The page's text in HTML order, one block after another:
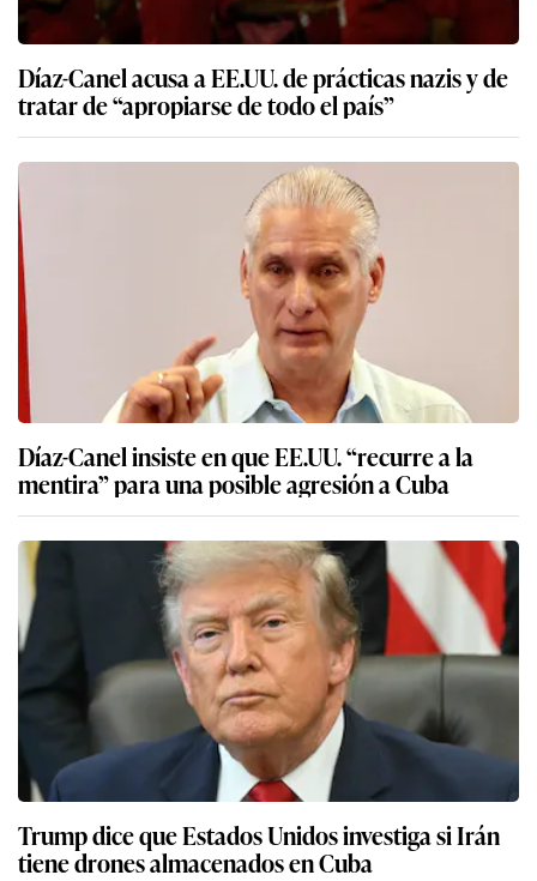
Díaz-Canel acusa a EE.UU. de prácticas nazis y de
tratar de “apropiarse de todo el país”
Díaz-Canel insiste en que EE.UU. “recurre a la
mentira” para una posible agresión a Cuba
Trump dice que Estados Unidos investiga si Irán
tiene drones almacenados en Cuba